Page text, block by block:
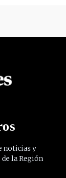
noticias y
la Región